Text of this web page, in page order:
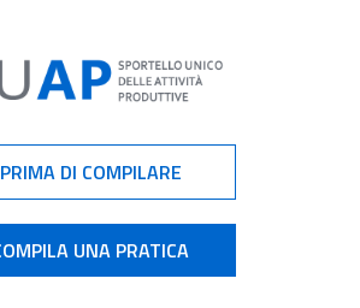
PRIMA DI COMPILARE
UNA PRATICA